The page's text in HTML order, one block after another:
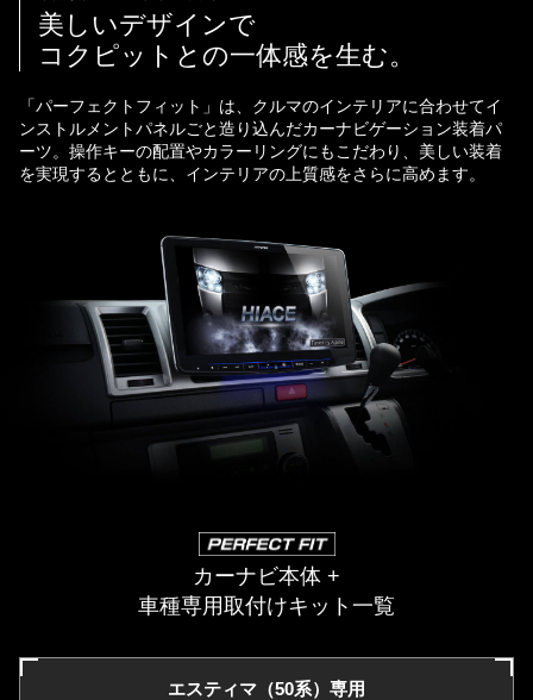
美しいデザインで
コクピットとの一体感を生む。
「パーフェクトフィット」は、クルマのインテリアに合わせてイ
ンストルメントパネルごと造り込んだカーナビゲーション装着パ
ーツ。操作キーの配置やカラーリングにもこだわり、美しい装着
を実現するとともに、インテリアの上質感をさらに高めます。
カーナビ本体 +
車種専用取付けキット一覧
エスティマ（50系）専用